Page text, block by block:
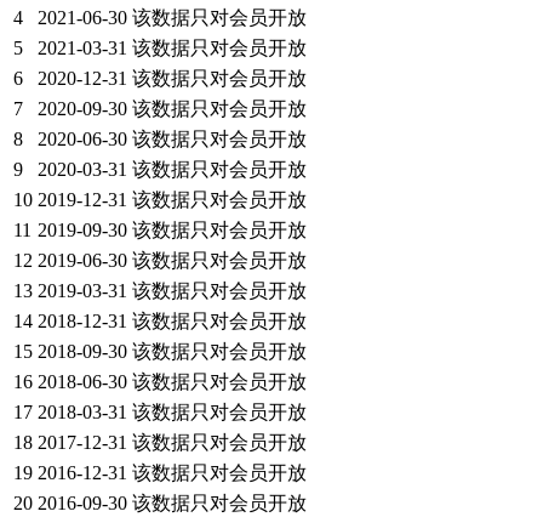
4
2021-06-30 该数据只对会员开放
5
2021-03-31 该数据只对会员开放
6
2020-12-31 该数据只对会员开放
7
2020-09-30 该数据只对会员开放
8
2020-06-30 该数据只对会员开放
9
2020-03-31 该数据只对会员开放
10 2019-12-31 该数据只对会员开放
11 2019-09-30 该数据只对会员开放
12 2019-06-30 该数据只对会员开放
13 2019-03-31 该数据只对会员开放
14 2018-12-31 该数据只对会员开放
15 2018-09-30 该数据只对会员开放
16 2018-06-30 该数据只对会员开放
17 2018-03-31 该数据只对会员开放
18 2017-12-31 该数据只对会员开放
19 2016-12-31 该数据只对会员开放
20 2016-09-30 该数据只对会员开放